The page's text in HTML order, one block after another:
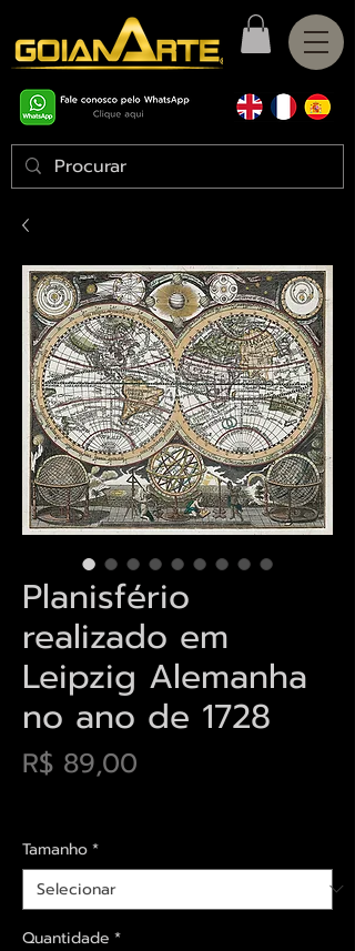
Planisfério
realizado em
Leipzig Alemanha
no ano de 1728
R$ 89,00
Tamanho*
Quantidade *